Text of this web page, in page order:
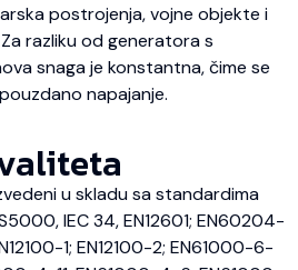
postrojenja, vojne objekte i
razliku od generatora s
snaga je konstantna, čime se
napajanje.
u skladu sa standardima
IEC 34, EN12601; EN60204-
1; EN12100-2; EN61000-6-